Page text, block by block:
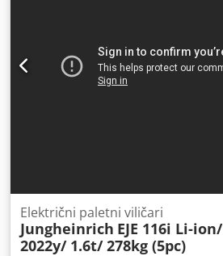
Električni paletni viličari
Jungheinrich EJE 116i Li-ion/
2022y/ 1.6t/ 278kg (5pc)